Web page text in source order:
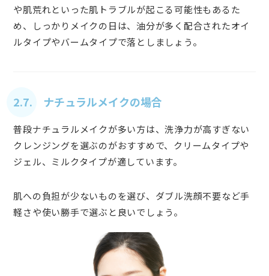
や肌荒れといった肌トラブルが起こる可能性もあるた
め、しっかりメイクの日は、油分が多く配合されたオイ
ルタイプやバームタイプで落としましょう。
2.7. ナチュラルメイクの場合
普段ナチュラルメイクが多い方は、洗浄力が高すぎない
クレンジングを選ぶのがおすすめで、クリームタイプや
ジェル、ミルクタイプが適しています。
肌への負担が少ないものを選び、ダブル洗顔不要など手
軽さや使い勝手で選ぶと良いでしょう。